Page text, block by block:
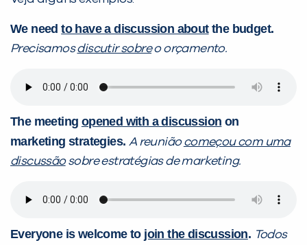
We needto have a discussion aboutthe budget.
Precisamosdiscutir sobreo orçamento.
The meeting opened with a discussion on
marketing strategies. A reuniãocomeçou com uma
discussãosobre estratégias de marketing.
Everyone is welcome to join the discussion. Todos